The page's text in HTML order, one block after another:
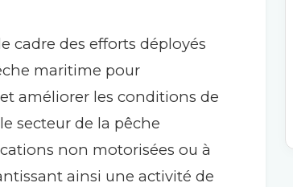
cadre des efforts déployés
maritime pour
améliorer les conditions de
secteur de la pêche
non motorisées ou à
ainsi une activité de